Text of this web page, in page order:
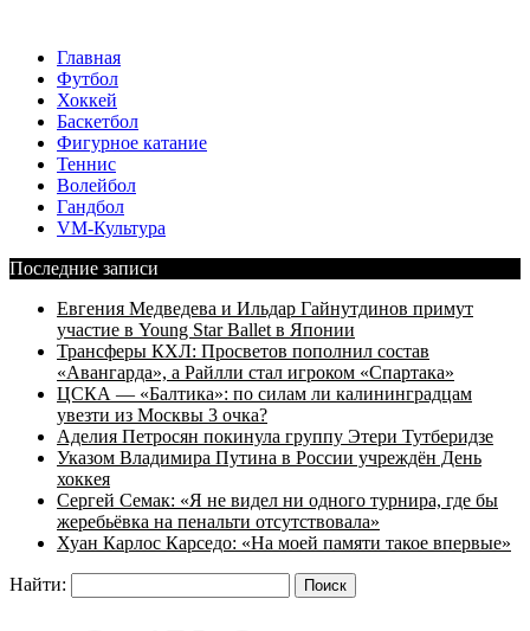
Главная
Футбол
Хоккей
Баскетбол
Фигурное катание
Теннис
Волейбол
Гандбол
VM-Культура
Последние записи
Евгения Медведева и Ильдар Гайнутдинов примут
участие в Young Star Ballet в Японии
Трансферы КХЛ: Просветов пополнил состав
«Авангарда», а Райлли стал игроком «Спартака»
ЦСКА — «Балтика»: по силам ли калининградцам
увезти из Москвы 3 очка?
Аделия Петросян покинула группу Этери Тутберидзе
Указом Владимира Путина в России учреждён День
хоккея
Сергей Семак: «Я не видел ни одного турнира, где бы
жеребьёвка на пенальти отсутствовала»
Хуан Карлос Карседо: «На моей памяти такое впервые»
Найти: